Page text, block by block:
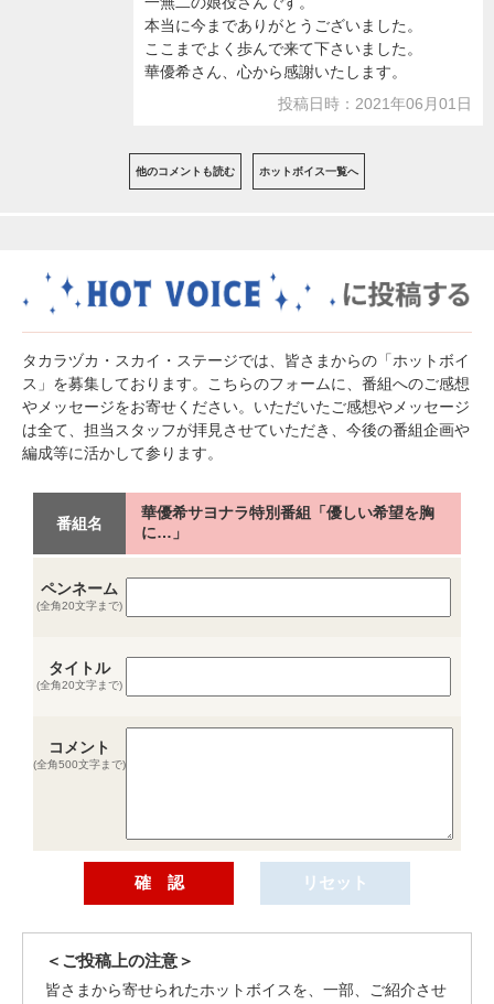
本当に今までありがとうございました。
ここまでよく歩んで来て下さいました。
華優希さん、心から感謝いたします。
投稿日時：2021年06月01日
他のコメントも読む ホットボイス一覧へ
タカラヅカ・スカイ・ステージでは、皆さまからの「ホットボイ
ス」を募集しております。こちらのフォームに、番組へのご感想
やメッセージをお寄せください。いただいたご感想やメッセージ
は全て、担当スタッフが拝見させていただき、今後の番組企画や
編成等に活かして参ります。
番組名
華優希サヨナラ特別番組「優しい希望を胸
に…」
ペンネーム
(全角20文字まで)
タイトル
(全角20文字まで)
コメント
(全角500文字まで)
＜ご投稿上の注意＞
皆さまから寄せられたホットボイスを、一部、ご紹介させ